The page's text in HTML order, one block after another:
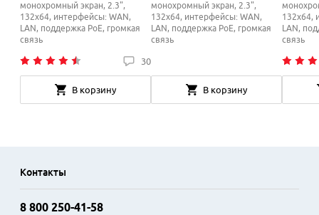
монохромный экран, 2.3",
132x64, интерфейсы: WAN,
LAN, поддержка PoE, громкая
связь
30
В корзину
монохромный экран, 2.3",
132x64, интерфейсы: WAN,
LAN, поддержка PoE, громкая
связь
В корзину
132x64,
LAN,
связь
Контакты
8 800 250-41-58